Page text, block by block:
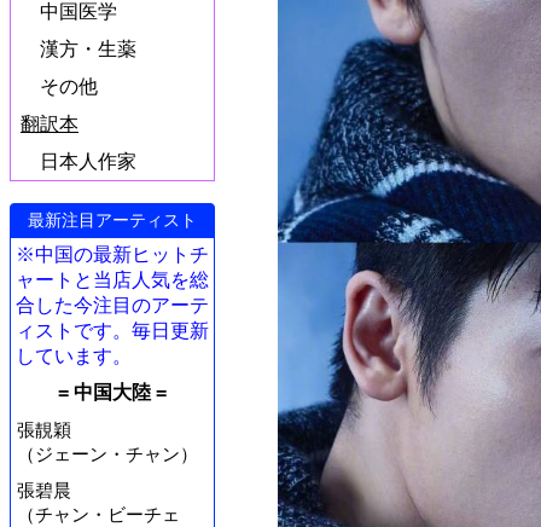
中国医学
漢方・生薬
その他
翻訳本
日本人作家
最新注目アーティスト
※中国の最新ヒットチ
ャートと当店人気を総
合した今注目のアーテ
ィストです。毎日更新
しています。
= 中国大陸 =
張靚穎
（ジェーン・チャン）
張碧晨
（チャン・ビーチェ